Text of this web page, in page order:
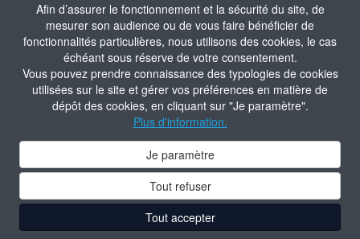
Afin d’assurer le fonctionnement et la sécurité du site, de
mesurer son audience ou de vous faire bénéficier de
fonctionnalités particulières, nous utilisons des cookies, le cas
échéant sous réserve de votre consentement.
Vous pouvez prendre connaissance des typologies de cookies
utilisées sur le site et gérer vos préférences en matière de
dépôt des cookies, en cliquant sur "Je paramètre".
Plus d'information.
Je paramètre
Tout refuser
Tout accepter